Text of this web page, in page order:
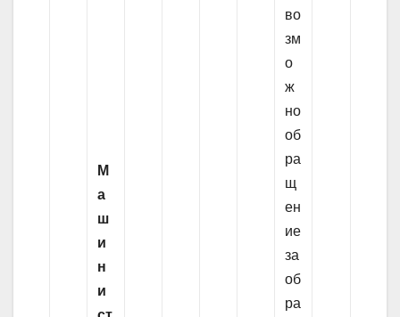
М
а
ш
и
н
и
во
зм
о
ж
но
об
ра
щ
ен
ие
за
об
ра